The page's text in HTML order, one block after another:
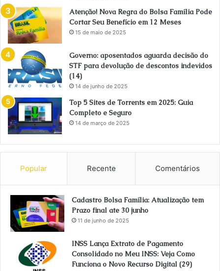
Atenção! Nova Regra do Bolsa Família Pode
Cortar Seu Benefício em 12 Meses
15 de maio de 2025
Governo: aposentados aguarda decisão do
STF para devolução de descontos indevidos
(14)
14 de junho de 2025
Top 5 Sites de Torrents em 2025: Guia
Completo e Seguro
14 de março de 2025
Popular Recente Comentários
Cadastro Bolsa Família: Atualização tem
Prazo final ate 30 junho
11 de junho de 2025
INSS Lança Extrato de Pagamento
Consolidado no Meu INSS: Veja Como
Funciona o Novo Recurso Digital (29)